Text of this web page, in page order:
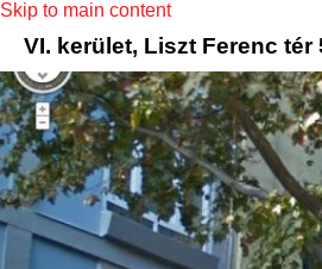
Skip to main content
VI. kerület, Liszt Ferenc tér